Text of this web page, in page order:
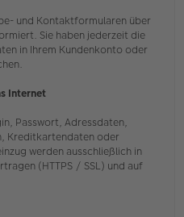
und Kontaktformularen über
Sie haben jederzeit die
in Ihrem Kundenkonto oder
Internet
Passwort, Adressdaten,
Kreditkartendaten oder
werden ausschließlich in
(HTTPS / SSL) und auf